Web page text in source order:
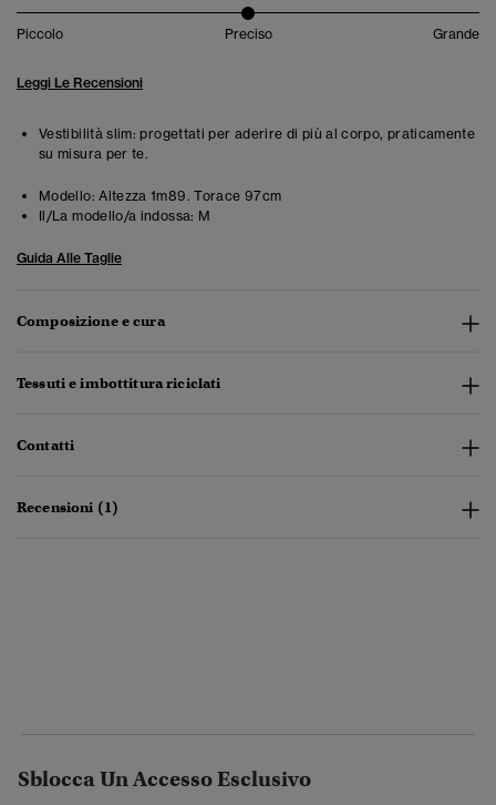
Piccolo Preciso Grande
Leggi Le Recensioni
Vestibilità slim: progettati per aderire di più al corpo, praticamente
su misura per te.
Modello: Altezza 1m89. Torace 97cm
Il/La modello/a indossa: M
Guida Alle Taglie
Composizione e cura
Tessuti e imbottitura riciclati
Contatti
Recensioni (1)
Sblocca Un Accesso Esclusivo